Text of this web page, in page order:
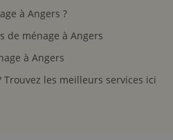
à Angers ?
de ménage à Angers
à Angers
les meilleurs services ici